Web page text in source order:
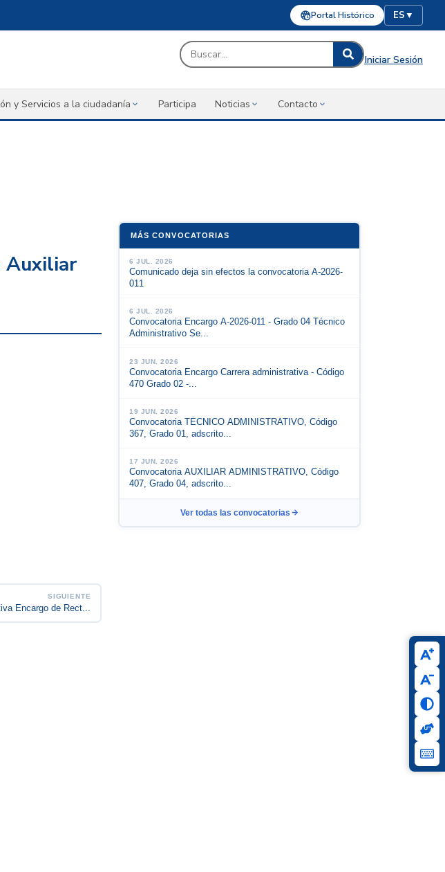
Portal Histórico ES▼
Iniciar Sesión
y Servicios a la ciudadanía Participa Noticias Contacto
Auxiliar
SIGUIENTE
Encargo de Rect...
MÁS CONVOCATORIAS
6 JUL. 2026
Comunicado deja sin efectos la convocatoria A-2026-
011
6 JUL. 2026
Convocatoria Encargo A-2026-011 - Grado 04 Técnico
Administrativo Se...
23 JUN. 2026
Convocatoria Encargo Carrera administrativa - Código
470 Grado 02 -...
19 JUN. 2026
Convocatoria TÉCNICO ADMINISTRATIVO, Código
367, Grado 01, adscrito...
17 JUN. 2026
Convocatoria AUXILIAR ADMINISTRATIVO, Código
407, Grado 04, adscrito...
Ver todas las convocatorias